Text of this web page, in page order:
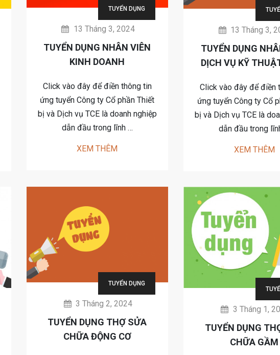
TUYỂN DỤNG
13 Tháng 3, 2024
TUYỂN DỤNG NHÂN VIÊN
KINH DOANH
Click vào đây để điền thông tin
ứng tuyển Công ty Cổ phần Thiết
bị và Dịch vụ TCE là doanh nghiệp
dẫn đầu trong lĩnh …
XEM THÊM
13 Tháng 3,
TUYỂN DỤNG
DỊCH VỤ KỸ
Click vào đây để điền
ứng tuyển Công ty Cổ
bị và Dịch vụ TCE là
dẫn đầu trong
XEM THÊM
TUYỂN DỤNG
3 Tháng 2, 2024
TUYỂN DỤNG THỢ SỬA
CHỮA ĐỘNG CƠ
3 Tháng 1,
TUYỂN DỤNG
CHỮA GẦM